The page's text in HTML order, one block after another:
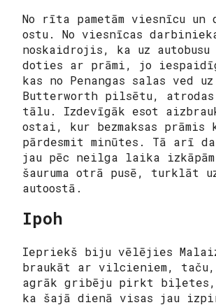
No rīta pametām viesnīcu un
ostu. No viesnīcas
noskaidrojis, ka uz
doties ar prāmi, jo
kas no Penangas salas ved uz
Butterworth pilsētu, atrodas
tālu. Izdevīgāk esot
ostai, kur bezmaksas prāmis
pārdesmit minūtes. Tā arī
jau pēc neilga laika
šauruma otrā pusē, turklāt
autoostā.
Ipoh
Iepriekš biju vēlējies
braukāt ar vilcieniem, taču,
agrāk gribēju pirkt
ka šajā dienā visas jau